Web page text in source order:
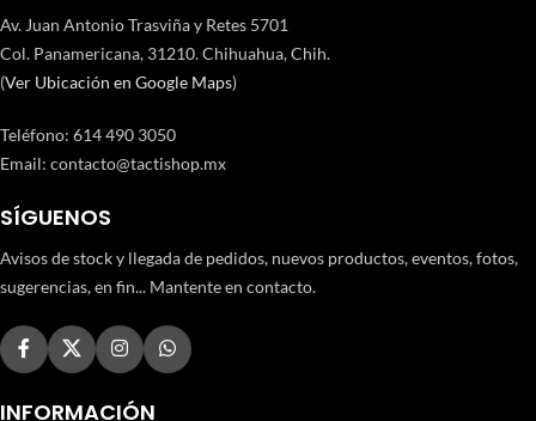
Av. Juan Antonio Trasviña y Retes 5701
Col. Panamericana, 31210. Chihuahua, Chih.
(Ver Ubicación en Google Maps)
Teléfono: 614 490 3050
Email: contacto@tactishop.mx
SÍGUENOS
Avisos de stock y llegada de pedidos, nuevos productos, eventos, fotos,
sugerencias, en fin... Mantente en contacto.
INFORMACIÓN